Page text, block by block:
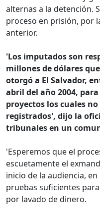
alternas a la detención.
proceso en prisión, por
anterior.
'Los imputados son
millones de dólares
otorgó a El Salvador,
abril del año 2004,
proyectos los cuales
registrados', dijo la
tribunales en un
'Esperemos que el
escuetamente el
inicio de la audiencia,
pruebas suficientes
por lavado de dinero.